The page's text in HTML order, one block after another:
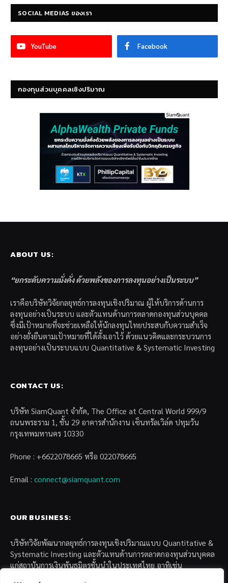
SOCIAL MEDIAS ของเรา
YouTube Facebook
กองทุนส่วนบุคคลเชิงปริมาณ
ABOUT US:
“ยกระดับความมั่งคั่ง ด้วยพลังของการลงทุนอย่างเป็นระบบ”
เราคือบริษัทวิจัยกลยุทธ์การลงทุนเชิงปริมาณ ผู้ให้บริการด้านการ
ลงทุนอย่างเป็นระบบ และตัวแทนด้านการตลาดกองทุนส่วนบุคคล
ซึ่งมีเป้าหมายที่จะช่วยเหลือให้นักลงทุนไทยประสบกับความสำเร็จ
อย่างยั่งยืนตามเป้าหมายที่ได้ตั้งเอาไว้ ด้วยแนวคิดและกระบวนการ
ลงทุนอย่างเป็นระบบแบบ Quantitative & Systematic Investing
CONTACT US:
บริษัท SiamQuant จำกัด, The Office at Central World 999/9
ถนนพระราม 1, ชั้น 29 อาคารสำนักงาน เซ็นทรัลเวิล์ด ปทุมวัน
กรุงเทพมหานคร 10330
Phone : +6622078665 หรือ 022078665
Email : connect@siamquant.com
OUR BUSINESS:
บริษัทวิจัยพัฒนากลยุทธ์การลงทุนเชิงปริมาณแบบ Quantitative &
Systematic Investing และตัวแทนด้านการตลาดกองทุนส่วนบุคคล
แก่สถาบันการเงินพันธมิตรชั้นนำในประเทศไทย อาทิเช่น